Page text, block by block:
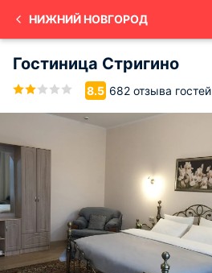
НИЖНИЙ НОВГОРОД
Гостиница Стригино
8.5 682 отзыва гостей